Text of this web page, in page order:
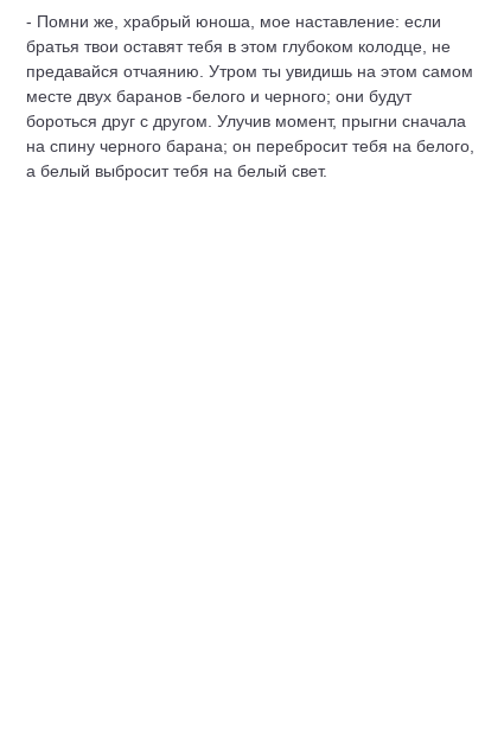
- Помни же, храбрый юноша, мое наставление: если
братья твои оставят тебя в этом глубоком колодце, не
предавайся отчаянию. Утром ты увидишь на этом самом
месте двух баранов -белого и черного; они будут
бороться друг с другом. Улучив момент, прыгни сначала
на спину черного барана; он перебросит тебя на белого,
а белый выбросит тебя на белый свет.